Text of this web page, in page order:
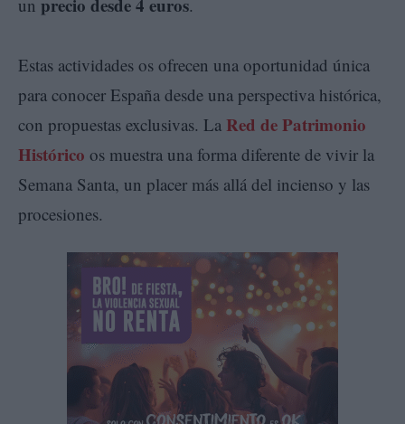
un .
Estas actividades os ofrecen una oportunidad única
para conocer España desde una perspectiva histórica,
con propuestas exclusivas. La Red de Patrimonio
Histórico os muestra una forma diferente de vivir la
Semana Santa, un placer más allá del incienso y las
procesiones.